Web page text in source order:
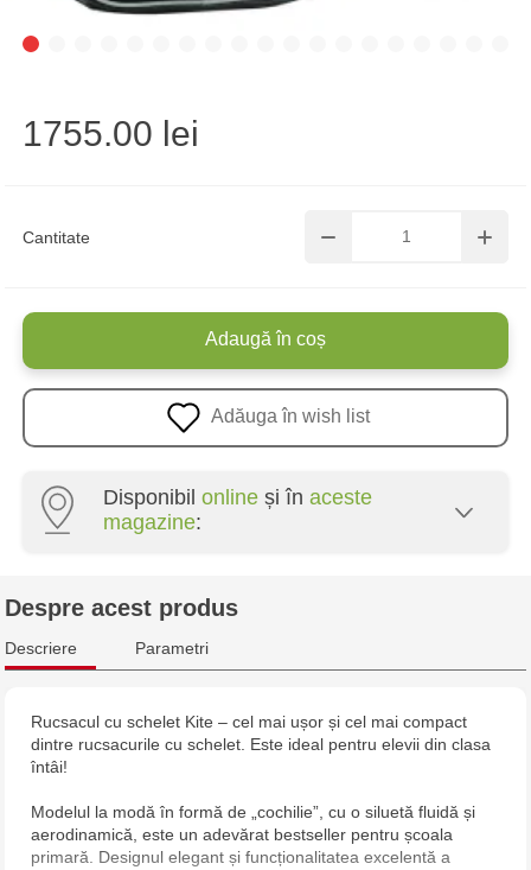
Cantitate
1755.00 lei
Adaugă în coș
Adăuga în wish list
Disponibil online și în aceste
magazine:
Crafti Botanica - bd. Decebal, 139
Crafti Buiucani - str. Alba Iulia, 77/18
Crafti Ciocana - str. Alecu Russo, 61/6
Crafti Riscani - bd. Moscova, 2
Despre acest produs
Descriere Parametri
Rucsacul cu schelet Kite – cel mai ușor și cel mai compact
dintre rucsacurile cu schelet. Este ideal pentru elevii din clasa
întâi!
Modelul la modă în formă de „cochilie”, cu o siluetă fluidă și
aerodinamică, este un adevărat bestseller pentru școala
primară. Designul elegant și funcționalitatea excelentă a